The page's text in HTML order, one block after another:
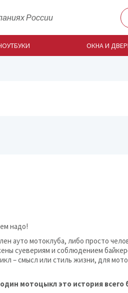
России
ОКНА И
надо!
ауто мотоклуба, либо просто
суевериям и соблюдением
– смысл или стиль жизни, для
мотоцыкл это история всего